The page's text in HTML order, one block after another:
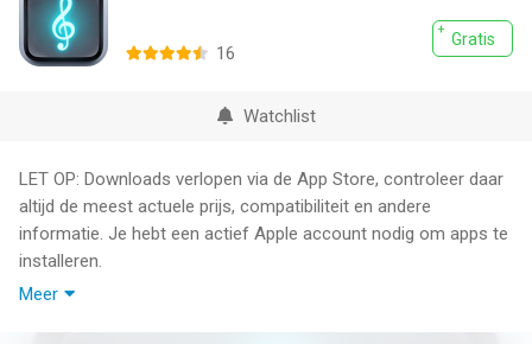
Gratis
16
Watchlist
LET OP: Downloads verlopen via de App Store, controleer daar
altijd de meest actuele prijs, compatibiliteit en andere
informatie. Je hebt een actief Apple account nodig om apps te
installeren.
Meer